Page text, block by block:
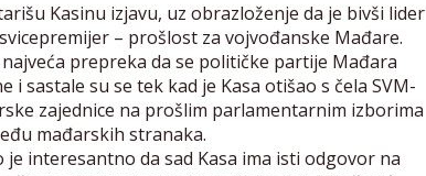
Kasinu izjavu, uz obrazloženje da je bivši lider
– prošlost za vojvođanske Mađare.
prepreka da se političke partije Mađara
i sastale su se tek kad je Kasa otišao s čela SVM-
zajednice na prošlim parlamentarnim izborima
mađarskih stranaka.
interesantno da sad Kasa ima isti odgovor na